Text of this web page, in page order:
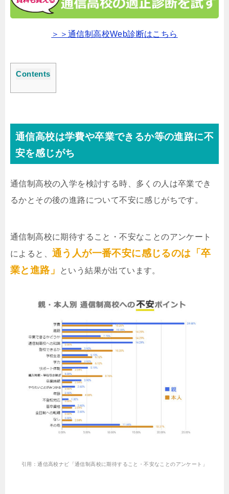
＞＞通信制高校Web診断はこちら
Contents
通信高校は学費や卒業できるか等の進路に不
安を感じがち
通信制高校の入学を検討する時、多くの人は卒業でき
るかとその後の進路について不安に感じがちです。
通信制高校に期待すること・不安なことのアンケート
によると、 通う人が一番不安に感じるのは「卒
業と進路」
という結果が出ています。
引用：通信高校ナビ「通信制高校に期待すること・不安なことのアンケート」